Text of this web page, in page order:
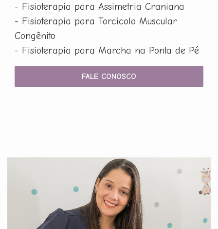
- Fisioterapia para Assimetria Craniana
- Fisioterapia para Torcicolo Muscular
Congênito
- Fisioterapia para Marcha na Ponta de Pé
FALE CONOSCO